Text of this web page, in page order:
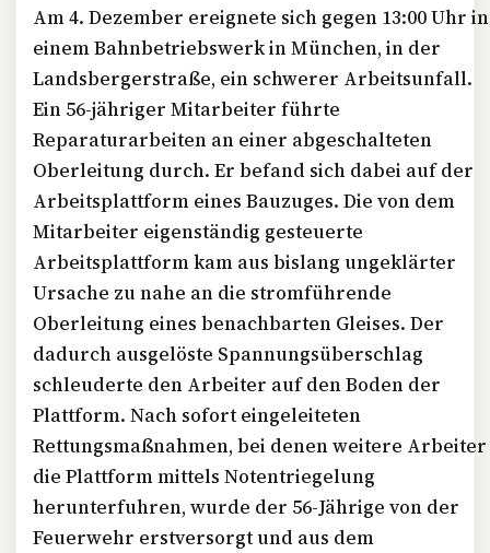
Am 4. Dezember ereignete sich gegen 13:00 Uhr in
einem Bahnbetriebswerk in München, in der
Landsbergerstraße, ein schwerer Arbeitsunfall.
Ein 56-jähriger Mitarbeiter führte
Reparaturarbeiten an einer abgeschalteten
Oberleitung durch. Er befand sich dabei auf der
Arbeitsplattform eines Bauzuges. Die von dem
Mitarbeiter eigenständig gesteuerte
Arbeitsplattform kam aus bislang ungeklärter
Ursache zu nahe an die stromführende
Oberleitung eines benachbarten Gleises. Der
dadurch ausgelöste Spannungsüberschlag
schleuderte den Arbeiter auf den Boden der
Plattform. Nach sofort eingeleiteten
Rettungsmaßnahmen, bei denen weitere Arbeiter
die Plattform mittels Notentriegelung
herunterfuhren, wurde der 56-Jährige von der
Feuerwehr erstversorgt und aus dem